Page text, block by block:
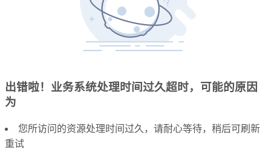
出错啦！业务系统处理时间过久超时，可能的原因
为
您所访问的资源处理时间过久，请耐心等待，稍后可刷新
重试